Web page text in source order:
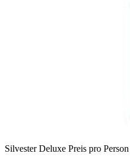
Silvester Deluxe Preis pro